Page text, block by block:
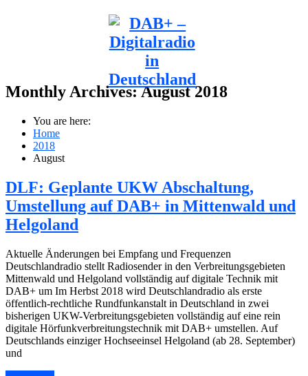
Monthly Archives:August 2018
You are here:
Home
2018
August
DLF: Geplante UKW Abschaltung,
Umstellung auf DAB+ in Mittenwald und
Helgoland
Aktuelle Änderungen bei Empfang und Frequenzen
Deutschlandradio stellt Radiosender in den Verbreitungsgebieten
Mittenwald und Helgoland vollständig auf digitale Technik mit
DAB+ um Im Herbst 2018 wird Deutschlandradio als erste
öffentlich-rechtliche Rundfunkanstalt in Deutschland in zwei
bisherigen UKW-Verbreitungsgebieten vollständig auf eine rein
digitale Hörfunkverbreitungstechnik mit DAB+ umstellen. Auf
Deutschlands einziger Hochseeinsel Helgoland (ab 28. September)
und